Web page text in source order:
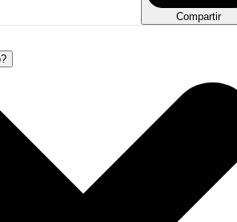
Compartir